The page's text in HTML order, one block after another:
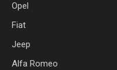
Opel
Fiat
Jeep
Alfa Romeo